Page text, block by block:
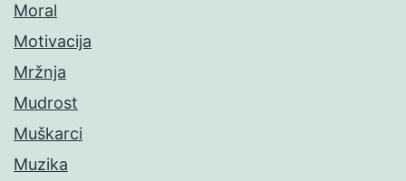
Moral
Motivacija
Mržnja
Mudrost
Muškarci
Muzika